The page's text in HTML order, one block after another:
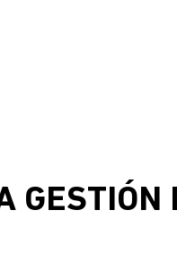
GESTIÓN